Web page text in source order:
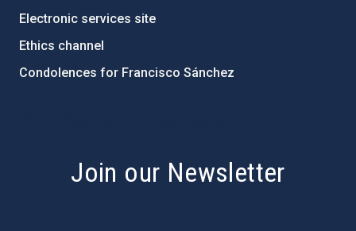
Electronic services site
Ethics channel
Condolences for Francisco Sánchez
Join our Newsletter